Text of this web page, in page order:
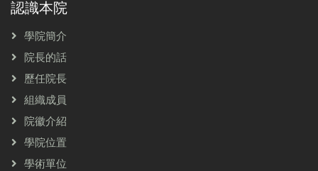
認識本院
學院簡介
院長的話
歷任院長
組織成員
院徽介紹
學院位置
學術單位